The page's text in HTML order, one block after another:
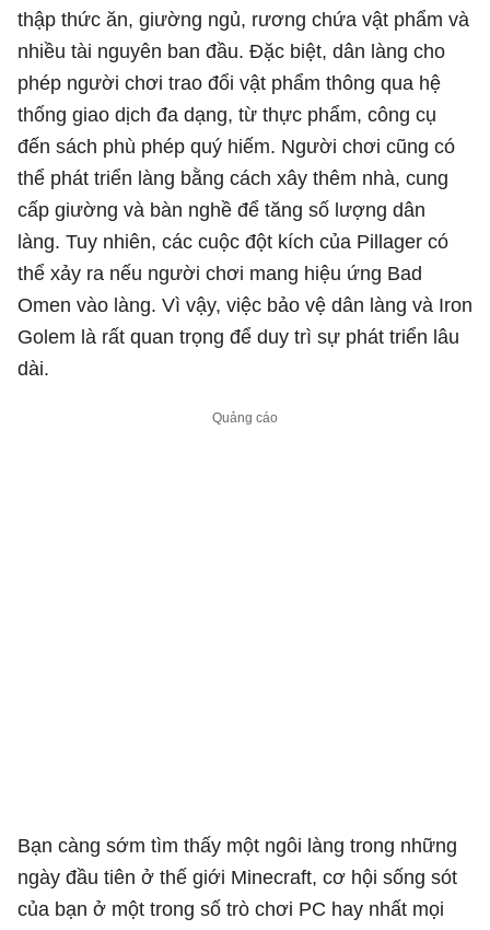
thập thức ăn, giường ngủ, rương chứa vật phẩm và
nhiều tài nguyên ban đầu. Đặc biệt, dân làng cho
phép người chơi trao đổi vật phẩm thông qua hệ
thống giao dịch đa dạng, từ thực phẩm, công cụ
đến sách phù phép quý hiếm. Người chơi cũng có
thể phát triển làng bằng cách xây thêm nhà, cung
cấp giường và bàn nghề để tăng số lượng dân
làng. Tuy nhiên, các cuộc đột kích của Pillager có
thể xảy ra nếu người chơi mang hiệu ứng Bad
Omen vào làng. Vì vậy, việc bảo vệ dân làng và Iron
Golem là rất quan trọng để duy trì sự phát triển lâu
dài.
Bạn càng sớm tìm thấy một ngôi làng trong những
ngày đầu tiên ở thế giới Minecraft, cơ hội sống sót
của bạn ở một trong số trò chơi PC hay nhất mọi